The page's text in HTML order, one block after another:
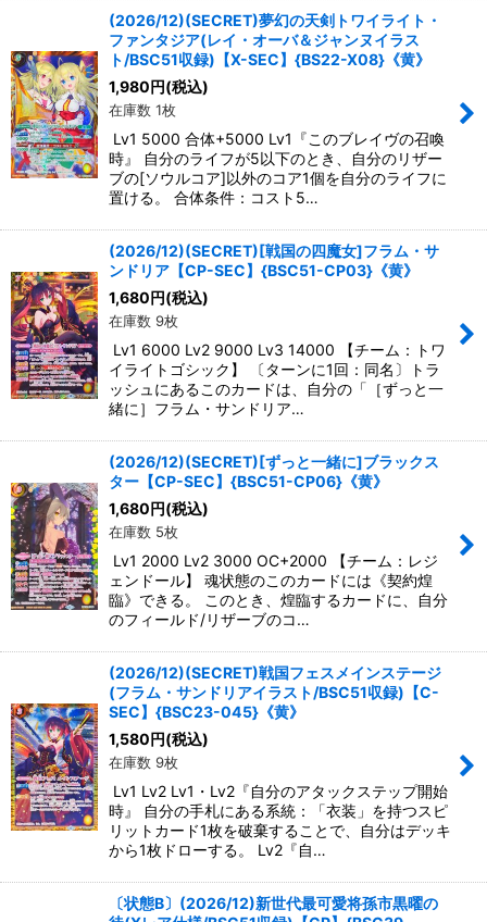
(2026/12)(SECRET)夢幻の天剣トワイライト・
ファンタジア(レイ・オーバ＆ジャンヌイラス
ト/BSC51収録)【X-SEC】{BS22-X08}《黄》
1,980円(税込)
在庫数 1枚
Lv1 5000 合体+5000 Lv1『このブレイヴの召喚
時』 自分のライフが5以下のとき、自分のリザー
ブの[ソウルコア]以外のコア1個を自分のライフに
置ける。 合体条件：コスト5…
(2026/12)(SECRET)[戦国の四魔女]フラム・サ
ンドリア【CP-SEC】{BSC51-CP03}《黄》
1,680円(税込)
在庫数 9枚
Lv1 6000 Lv2 9000 Lv3 14000 【チーム：トワ
イライトゴシック】 〔ターンに1回：同名〕トラ
ッシュにあるこのカードは、自分の「［ずっと一
緒に］フラム・サンドリア…
(2026/12)(SECRET)[ずっと一緒に]ブラックス
ター【CP-SEC】{BSC51-CP06}《黄》
1,680円(税込)
在庫数 5枚
Lv1 2000 Lv2 3000 OC+2000 【チーム：レジ
ェンドール】 魂状態のこのカードには《契約煌
臨》できる。 このとき、煌臨するカードに、自分
のフィールド/リザーブのコ…
(2026/12)(SECRET)戦国フェスメインステージ
(フラム・サンドリアイラスト/BSC51収録)【C-
SEC】{BSC23-045}《黄》
1,580円(税込)
在庫数 9枚
Lv1 Lv2 Lv1・Lv2『自分のアタックステップ開始
時』 自分の手札にある系統：「衣装」を持つスピ
リットカード1枚を破棄することで、自分はデッキ
から1枚ドローする。 Lv2『自…
〔状態B〕(2026/12)新世代最可愛将孫市黒曜の